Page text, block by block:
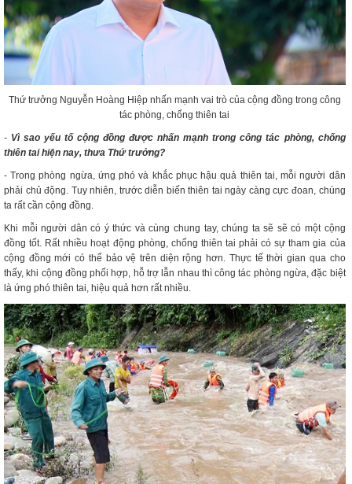
Thứ trưởng Nguyễn Hoàng Hiệp nhấn mạnh vai trò của cộng đồng trong công
tác phòng, chống thiên tai
- Vì sao yếu tố cộng đồng được nhấn mạnh trong công tác phòng, chống
thiên tai hiện nay, thưa Thứ trưởng?
- Trong phòng ngừa, ứng phó và khắc phục hậu quả thiên tai, mỗi người dân
phải chủ động. Tuy nhiên, trước diễn biến thiên tai ngày càng cực đoan, chúng
ta rất cần cộng đồng.
Khi mỗi người dân có ý thức và cùng chung tay, chúng ta sẽ sẽ có một cộng
đồng tốt. Rất nhiều hoạt động phòng, chống thiên tai phải có sự tham gia của
cộng đồng mới có thể bảo vệ trên diện rộng hơn. Thực tế thời gian qua cho
thấy, khi cộng đồng phối hợp, hỗ trợ lẫn nhau thì công tác phòng ngừa, đặc biệt
là ứng phó thiên tai, hiệu quả hơn rất nhiều.